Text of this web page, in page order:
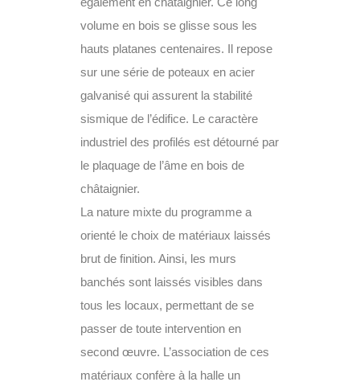
volume en bois se glisse sous les
hauts platanes centenaires. Il repose
sur une série de poteaux en acier
galvanisé qui assurent la stabilité
sismique de l’édifice. Le caractère
industriel des profilés est détourné par
le plaquage de l’âme en bois de
châtaignier.
La nature mixte du programme a
orienté le choix de matériaux laissés
brut de finition. Ainsi, les murs
banchés sont laissés visibles dans
tous les locaux, permettant de se
passer de toute intervention en
second œuvre. L’association de ces
matériaux confère à la halle un